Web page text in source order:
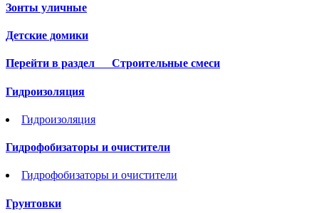
Зонты уличные
Детские домики
Перейти в раздел Строительные смеси
Гидроизоляция
Гидроизоляция
Гидрофобизаторы и очистители
Гидрофобизаторы и очистители
Грунтовки